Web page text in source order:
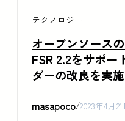
テクノロジー
オープンソース
FSR 2.2をサポー
ダーの改良を実施
masapoco/2023年4月